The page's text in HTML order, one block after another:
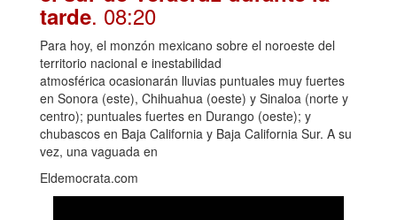
tarde. 08:20
Para hoy, el monzón mexicano sobre el noroeste del
territorio nacional e inestabilidad
atmosférica ocasionarán lluvias puntuales muy fuertes
en Sonora (este), Chihuahua (oeste) y Sinaloa (norte y
centro); puntuales fuertes en Durango (oeste); y
chubascos en Baja California y Baja California Sur. A su
vez, una vaguada en
Eldemocrata.com